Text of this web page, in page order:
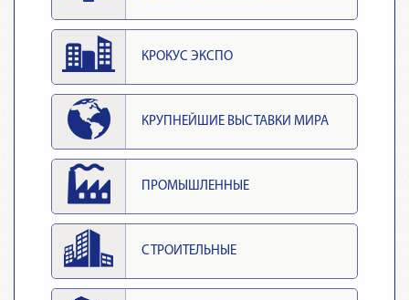
КРОКУС ЭКСПО
КРУПНЕЙШИЕ ВЫСТАВКИ МИРА
ПРОМЫШЛЕННЫЕ
СТРОИТЕЛЬНЫЕ